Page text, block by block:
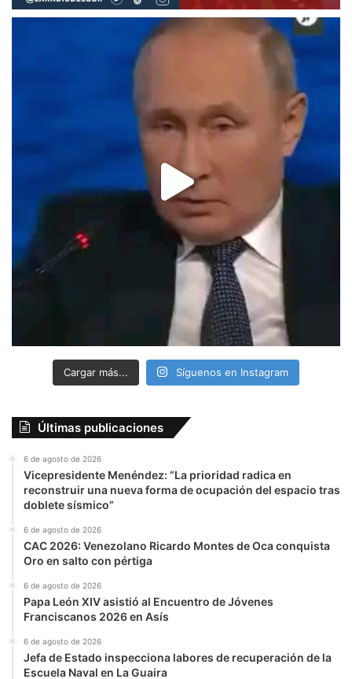
Cargar más... Síguenos en Instagram
Últimas publicaciones
6 de agosto de 2026
Vicepresidente Menéndez: “La prioridad radica en
reconstruir una nueva forma de ocupación del espacio tras
doblete sísmico”
6 de agosto de 2026
CAC 2026: Venezolano Ricardo Montes de Oca conquista
Oro en salto con pértiga
6 de agosto de 2026
Papa León XIV asistió al Encuentro de Jóvenes
Franciscanos 2026 en Asís
6 de agosto de 2026
Jefa de Estado inspecciona labores de recuperación de la
Escuela Naval en La Guaira